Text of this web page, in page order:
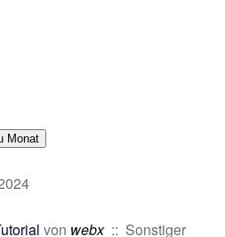
Monat
von webx:: Sonstiger